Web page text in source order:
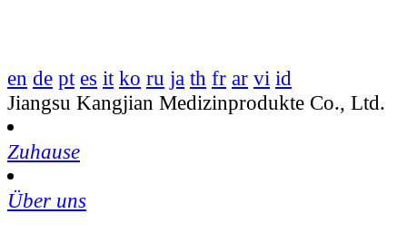
en de pt es it ko ru ja th fr ar vi id
Jiangsu Kangjian Medizinprodukte Co., Ltd.
Zuhause
Über uns